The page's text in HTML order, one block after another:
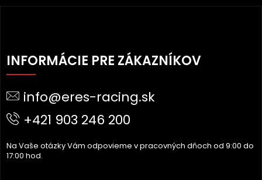
Á
P
T
INFORMÁCIE PRE ZÁKAZNÍKOV
info@eres-racing.sk
+421 903 246 200
Na Vaše otázky Vám odpovieme v pracovných dňoch od 9:00 do
17:00 hod.